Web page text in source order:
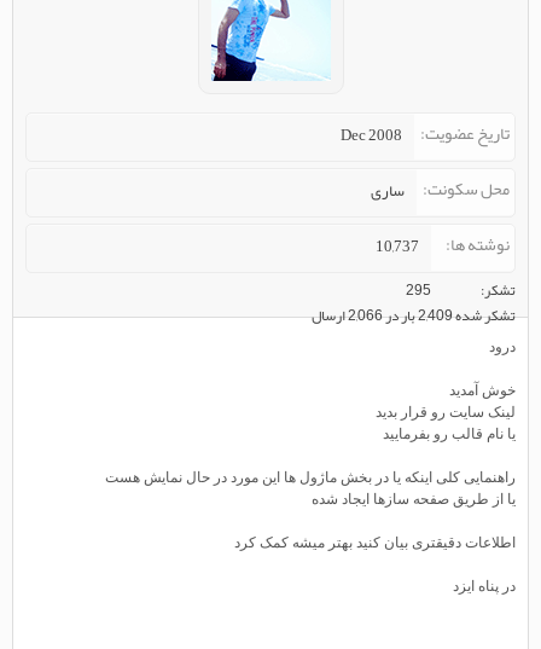
تاریخ عضویت Dec 2008
محل سکونت ساری
نوشته ها 10,737
تشکر
295
تشکر شده 2,409 بار در 2,066 ارسال
درود
خوش آمدید
لینک سایت رو قرار بدید
یا نام قالب رو بفرمایید
راهنمایی کلی اینکه یا در بخش ماژول ها این مورد در حال نمایش هست
یا از طریق صفحه سازها ایجاد شده
اطلاعات دقیقتری بیان کنید بهتر میشه کمک کرد
در پناه ایزد